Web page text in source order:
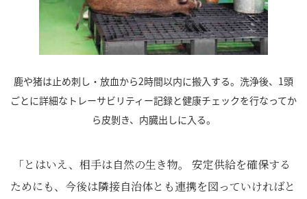
鹿や猪は止め刺し・放血から2時間以内に搬入する。洗浄後、1頭
ごとに詳細なトレーサビリティー記録と健康チェックを行なってか
ら皮剝き、内臓出しに入る。
「とはいえ、相手は自然の生き物。 安定供給を確保する
ためにも、今後は隣接自治体とも連携を図っていければと